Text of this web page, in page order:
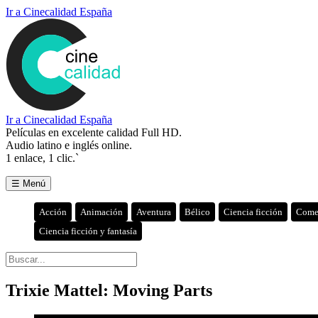
Ir a Cinecalidad España
Ir a Cinecalidad España
Películas en excelente calidad Full HD.
Audio latino e inglés online.
1 enlace, 1 clic.`
☰ Menú
Acción Animación Aventura Bélico Ciencia ficción
Ciencia ficción y fantasía
Trixie Mattel: Moving Parts